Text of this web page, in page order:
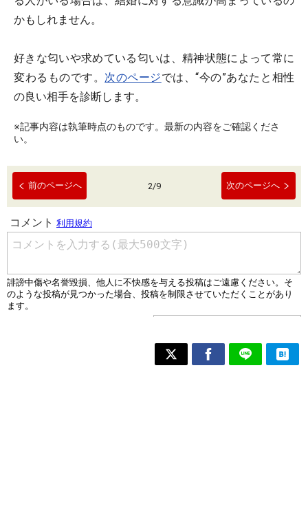
かもしれません。
好きな匂いや求めている匂いは、精神状態によって常に
変わるものです。 次のページでは、“今の”あなたと相性
の良い相手を診断します。
※記事内容は執筆時点のものです。最新の内容をご確認くださ
い。
前のページへ 2/9 次のページへ